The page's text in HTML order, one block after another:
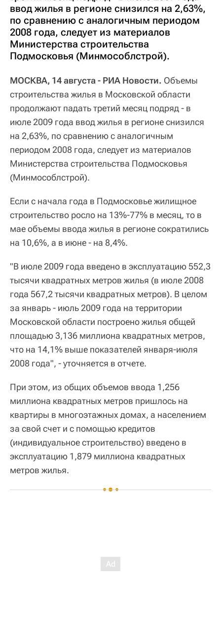
ввод жилья в регионе снизился на 2,63%,
по сравнению с аналогичным периодом
2008 года, следует из материалов
Министерства строительства
Подмосковья (Минмособлстрой).
МОСКВА, 14 августа - РИА Новости. Объемы
строительства жилья в Московской области
продолжают падать третий месяц подряд - в
июле 2009 года ввод жилья в регионе снизился
на 2,63%, по сравнению с аналогичным
периодом 2008 года, следует из материалов
Министерства строительства Подмосковья
(Минмособлстрой).
Если с начала года в Подмосковье жилищное
строительство росло на 13%-77% в месяц, то в
мае объемы ввода жилья в регионе сократились
на 10,6%, а в июне - на 8,4%.
"В июле 2009 года введено в эксплуатацию 552,3
тысячи квадратных метров жилья (в июле 2008
года 567,2 тысячи квадратных метров). В целом
за январь - июль 2009 года на территории
Московской области построено жилья общей
площадью 3,136 миллиона квадратных метров,
что на 14,1% выше показателей января-июля
2008 года", - уточняется в отчете.
При этом, из общих объемов ввода 1,256
миллиона квадратных метров пришлось на
квартиры в многоэтажных домах, а населением
за свой счет и с помощью кредитов
(индивидуальное строительство) введено в
эксплуатацию 1,879 миллиона квадратных
метров жилья.